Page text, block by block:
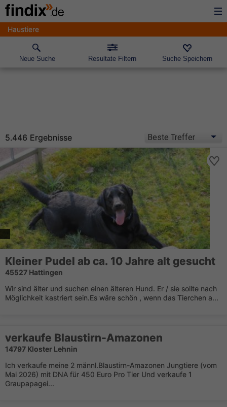
Haustiere
Neue Suche Resultate Filtern Suche Speichern
5.446 Ergebnisse
Kleiner Pudel ab ca. 10 Jahre alt gesucht
45527 Hattingen
Wir sind älter und suchen einen älteren Hund. Er / sie sollte nach
Möglichkeit kastriert sein.Es wäre schön , wenn das Tierchen a...
verkaufe Blaustirn-Amazonen
14797 Kloster Lehnin
Ich verkaufe meine 2 männl.Blaustirn-Amazonen Jungtiere (vom
Mai 2026) mit DNA für 450 Euro Pro Tier Und verkaufe 1
Graupapagei...